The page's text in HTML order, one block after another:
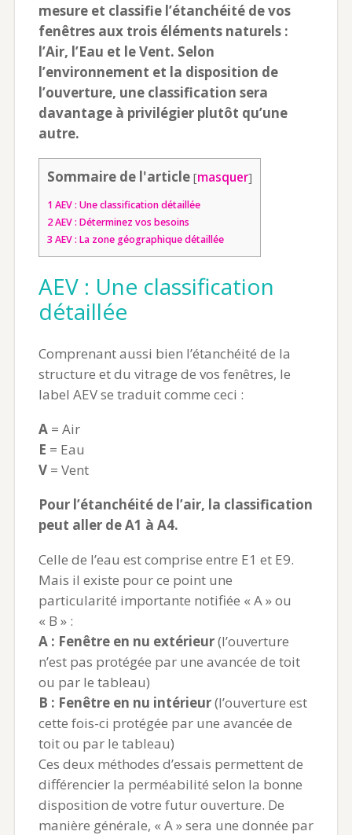
mesure et classifie l’étanchéité de vos
fenêtres aux trois éléments naturels :
l’Air, l’Eau et le Vent. Selon
l’environnement et la disposition de
l’ouverture, une classification sera
davantage à privilégier plutôt qu’une
autre.
Sommaire de l'article [masquer]
1 AEV : Une classification détaillée
2AEV : Déterminez vos besoins
3AEV : La zone géographique détaillée
AEV : Une classification
détaillée
Comprenant aussi bien l’étanchéité de la
structure et du vitrage de vos fenêtres, le
label AEV se traduit comme ceci :
A= Air
E = Eau
V= Vent
Pour l’étanchéité de l’air, la classification
peut aller de A1 à A4.
Celle de l’eau est comprise entre E1 et E9.
Mais il existe pour ce point une
particularité importante notifiée « A » ou
« B » :
A : Fenêtre en nu extérieur(l’ouverture
n’est pas protégée par une avancée de toit
ou par le tableau)
B : Fenêtre en nu intérieur(l’ouverture est
cette fois-ci protégée par une avancée de
toit ou par le tableau)
Ces deux méthodes d’essais permettent de
différencier la perméabilité selon la bonne
disposition de votre futur ouverture. De
manière générale, « A » sera une donnée par